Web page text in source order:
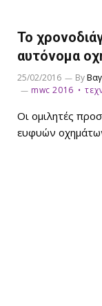
Το
αυτόνομα
25/02/2016 By
mwc 2016
Οι ομιλητές
ευφυών